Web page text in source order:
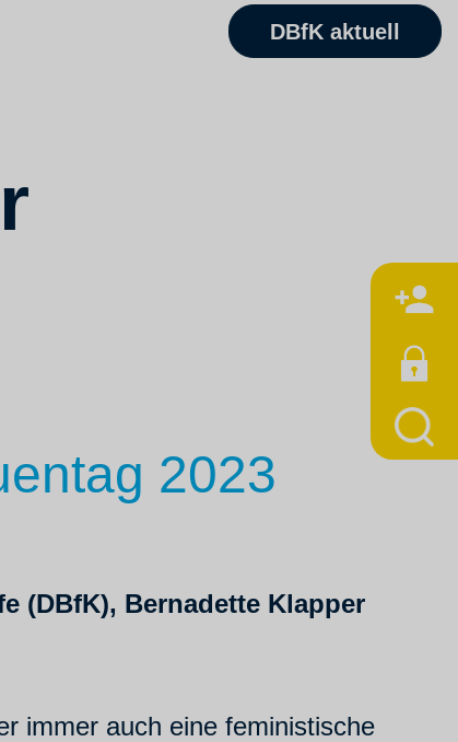
DBfK aktuell
2023
(DBfK), Bernadette Klapper
immer auch eine feministische